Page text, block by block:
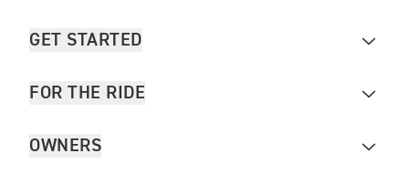
GET STARTED
FOR THE RIDE
OWNERS